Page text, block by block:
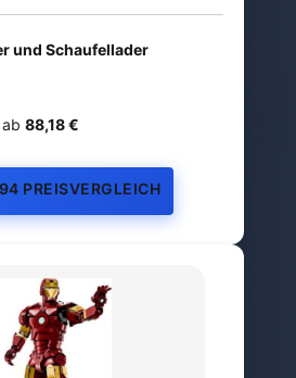
und Schaufellader
ab 88,18 €
PREISVERGLEICH